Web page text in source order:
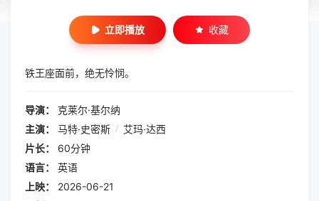
立即播放 收藏
铁王座面前，绝无怜悯。
导演：
克莱尔·基尔纳
主演：
马特·史密斯 / 艾玛·达西
片长：
60分钟
语言：
英语
上映：
2026-06-21